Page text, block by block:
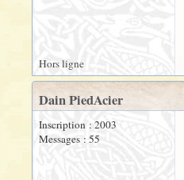
Hors ligne
Dain PiedAcier
Inscription : 2003
Messages : 55